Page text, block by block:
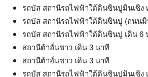
🥤 微醺推薦
精選酒飲 | 無論是啤酒或烈酒，搭配台菜
受微醺放鬆的夜晚。
特色彈珠汽水 | 充滿童趣的懷舊選擇，清
💡 FunNow 懂吃筆記：本推薦由 AI 彙整
รถบัส สถานีรถไฟฟ้าใต้ดินซินปูมินเซิง
รถบัส สถานีรถไฟฟ้าใต้ดินซินปู (ถนนมิ
รถบัส สถานีรถไฟฟ้าใต้ดินซินปู เดิน 6
สถานีต้าฮั่นชาว เดิน 3 นาที
สถานีต้าฮั่นชาว เดิน 3 นาที
รถบัส สถานีรถไฟฟ้าใต้ดินซินปูมินเซิง